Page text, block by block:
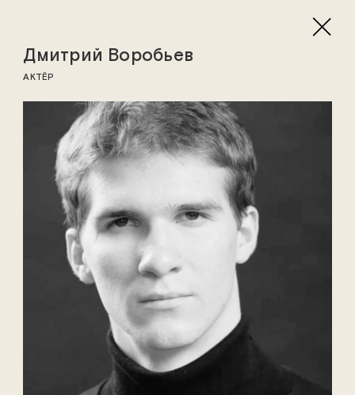
ПРИГЛАШЁННЫЕ АРТИСТЫ
Василий Аникеев
Марина Адамович
Дмитрий Воробьев
АКТЁР